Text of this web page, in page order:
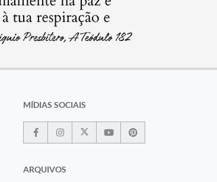
MÍDIAS SOCIAIS
ARQUIVOS